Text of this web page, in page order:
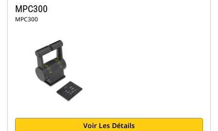
MPC300
MPC300
Voir Les Détails